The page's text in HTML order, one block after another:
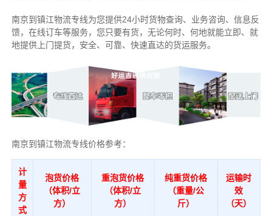
南京到镇江物流专线为您提供24小时货物查询、业务咨询、信息反
馈，在线订车等服务，您只要有货，无论何时、何地就能立即、就
地提供上门提货，安全、可靠、快速直达的货运服务。
南京到镇江物流专线价格参考：
计
量
方
式
泡货价格
（体积/立
方）
重泡货价格
（体积/立
方）
纯重货价格
（重量/公
斤）
运输时
效
（天）